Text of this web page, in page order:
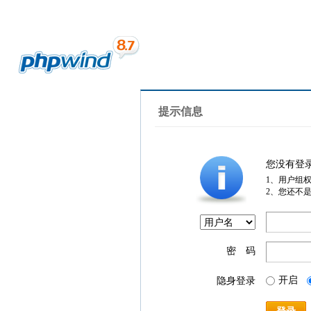
提示信息
您没有登
1、用户组
2、您还不
密 码
隐身登录 开启